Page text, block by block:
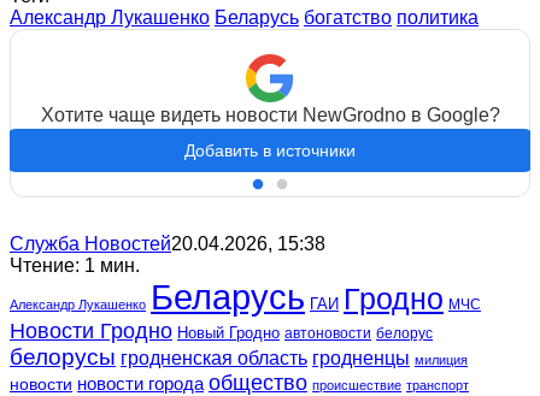
Александр Лукашенко Беларусь богатство политика
Хотите чаще видеть новости NewGrodno в Google?
Добавить в источники
Служба Новостей20.04.2026, 15:38
Чтение: 1 мин.
Александр Лукашенко Беларусь ГАИ Гродно МЧС
Новости Гродно Новый Гродно автоновости белорус
белорусы гродненская область гродненцы милиция
новости новости города общество происшествие транспорт